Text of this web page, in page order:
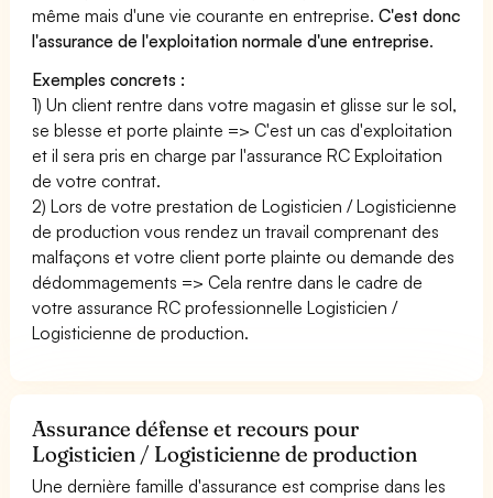
même mais d'une vie courante en entreprise.C'est donc
l'assurance de l'exploitation normale d'une entreprise.
Exemples concrets :
1) Un client rentre dans votre magasin et glisse sur le sol,
se blesse et porte plainte => C'est un cas d'exploitation
et il sera pris en charge par l'assurance RC Exploitation
de votre contrat.
2) Lors de votre prestation de Logisticien / Logisticienne
de production vous rendez un travail comprenant des
malfaçons et votre client porte plainte ou demande des
dédommagements => Cela rentre dans le cadre de
votre assurance RC professionnelle Logisticien /
Logisticienne de production.
Assurance défense et recours pour
Logisticien / Logisticienne de production
Une dernière famille d'assurance est comprise dans les